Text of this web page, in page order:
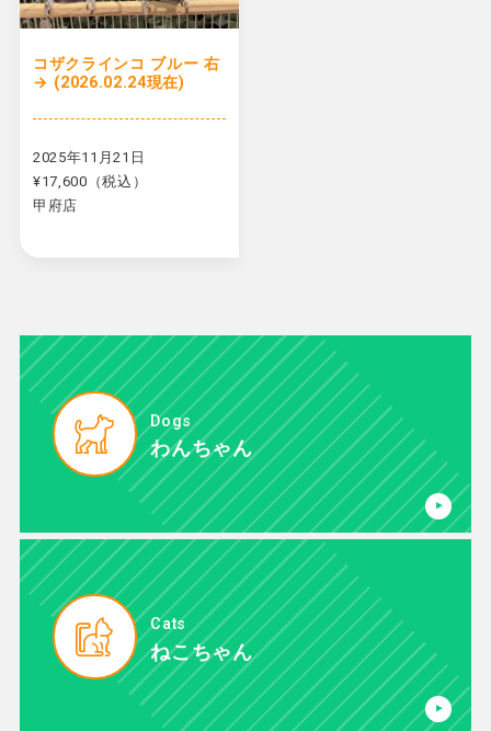
コザクラインコ ブルー 右
→ (2026.02.24現在)
2025年11月21日
¥17,600（税込）
甲府店
Dogs
わんちゃん
Cats
ねこちゃん